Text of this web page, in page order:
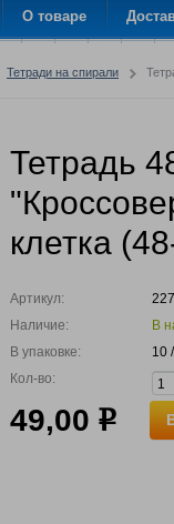
О товаре
Тетради на спирали
Тетрадь
клетка
Артикул:
Наличие:
В
В упаковке:
10
Кол-во:
49,00 р